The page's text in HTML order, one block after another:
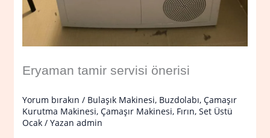
Eryaman tamir servisi önerisi
Yorum bırakın / Bulaşık Makinesi, Buzdolabı,Çamaşır
Kurutma Makinesi,Çamaşır Makinesi, Fırın,Set Üstü
Ocak / Yazan admin